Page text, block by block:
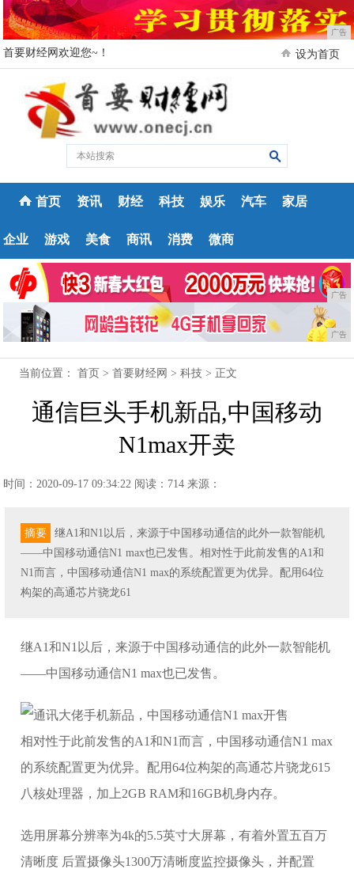
广告
首要财经网欢迎您~！ 设为首页
首页 资讯 财经 科技 娱乐 汽车 家居
企业 游戏 美食 商讯 消费 微商
广告
广告
当前位置：首页 >首要财经网 >科技 > 正文
通信巨头手机新品,中国移动
N1max开卖
时间：2020-09-17 09:34:22 阅读：714 来源：
摘要
继A1和N1以后，来源于中国移动通信的此外一款智能机
——中国移动通信N1 max也已发售。相对性于此前发售的A1和
N1而言，中国移动通信N1 max的系统配置更为优异。配用64位
构架的高通芯片骁龙61
继A1和N1以后，来源于中国移动通信的此外一款智能机
——中国移动通信N1 max也已发售。
相对性于此前发售的A1和N1而言，中国移动通信N1 max
的系统配置更为优异。配用64位构架的高通芯片骁龙615
八核处理器，加上2GB RAM和16GB机身内存。
选用屏幕分辨率为4k的5.5英寸大屏幕，有着外置五百万
清晰度 后置摄像头1300万清晰度监控摄像头，并配置